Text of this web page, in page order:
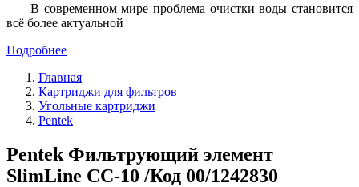
В современном мире проблема очистки воды становится
всё более актуальной
Подробнее
Главная
Картриджи для фильтров
Угольные картриджи
Pentek
Pentek Фильтрующий элемент
SlimLine CC-10 /Код 00/1242830